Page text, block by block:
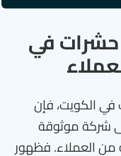
في
في الكويت، فإن
شركة موثوقة
من العملاء. فظهور